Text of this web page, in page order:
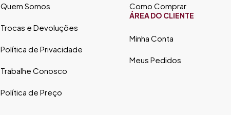
Quem Somos
Trocas e Devoluções
Política de Privacidade
Trabalhe Conosco
Política de Preço
Como Comprar
ÁREA DO CLIENTE
Minha Conta
Meus Pedidos